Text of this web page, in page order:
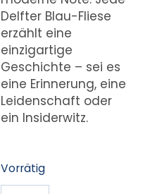
Delfter Blau-Fliese
erzählt eine
einzigartige
Geschichte – sei es
eine Erinnerung, eine
Leidenschaft oder
ein Insiderwitz.
Vorrätig